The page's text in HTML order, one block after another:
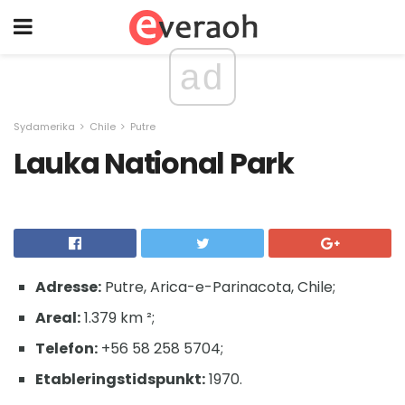
ad
Sydamerika Chile Putre
Lauka National Park
Adresse: Putre, Arica-e-Parinacota, Chile;
Areal:1.379 km ²;
Telefon: +56 58 258 5704;
Etableringstidspunkt:1970.